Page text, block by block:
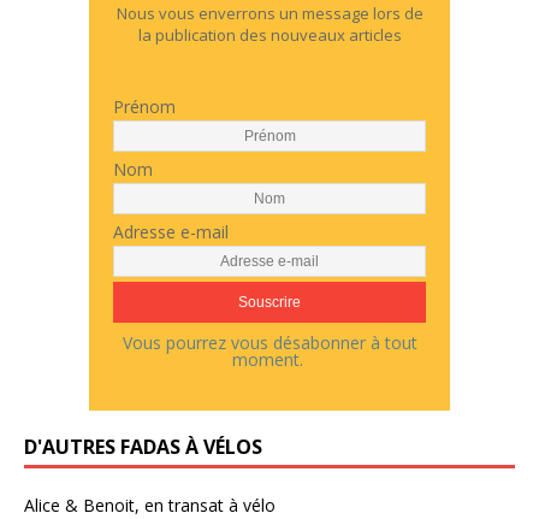
Nous vous enverrons un message lors de
la publication des nouveaux articles
Prénom
Nom
Adresse e-mail
Vous pourrez vous désabonner à tout
moment.
D'AUTRES FADAS À VÉLOS
Alice & Benoit, en transat à vélo